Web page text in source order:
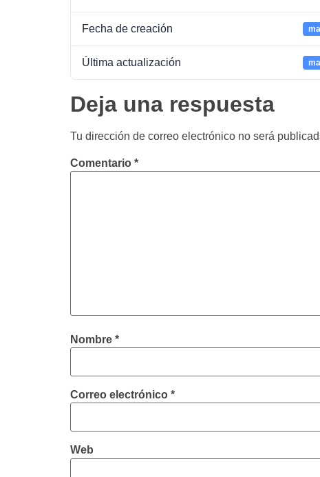
Fecha de creación
Última actualización
Deja una respuesta
Tu dirección de correo electrónico no será
Comentario *
Nombre *
Correo electrónico *
Web